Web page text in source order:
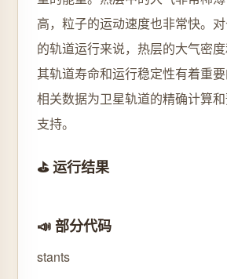
高，粒子的运动速度也非常快。
的轨道运行来说，热层的大气密
其轨道寿命和运行稳定性有着重
相关数据为卫星轨道的精确计算
支持。
⛳️ 运行结果
📣 部分代码
stants